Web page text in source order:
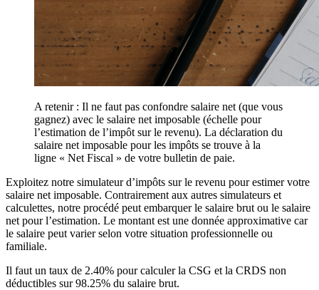
A retenir : Il ne faut pas confondre salaire net (que vous
gagnez) avec le salaire net imposable (échelle pour
l’estimation de l’impôt sur le revenu). La déclaration du
salaire net imposable pour les impôts se trouve à la
ligne « Net Fiscal » de votre bulletin de paie.
Exploitez notre simulateur d’impôts sur le revenu pour estimer votre
salaire net imposable. Contrairement aux autres simulateurs et
calculettes, notre procédé peut embarquer le salaire brut ou le salaire
net pour l’estimation. Le montant est une donnée approximative car
le salaire peut varier selon votre situation professionnelle ou
familiale.
Il faut un taux de 2.40% pour calculer la CSG et la CRDS non
déductibles sur 98.25% du salaire brut.